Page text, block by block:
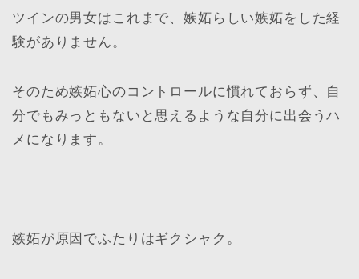
ツインの男女はこれまで、嫉妬らしい嫉妬をした経
験がありません。
そのため嫉妬心のコントロールに慣れておらず、自
分でもみっともないと思えるような自分に出会うハ
メになります。
嫉妬が原因でふたりはギクシャク。